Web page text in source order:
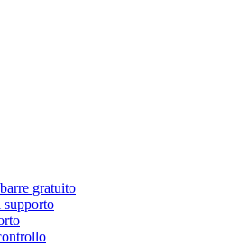
gratuito
supporto